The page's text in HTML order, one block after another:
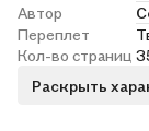
Автор
Переплет
Кол-во страниц
Раскрыть